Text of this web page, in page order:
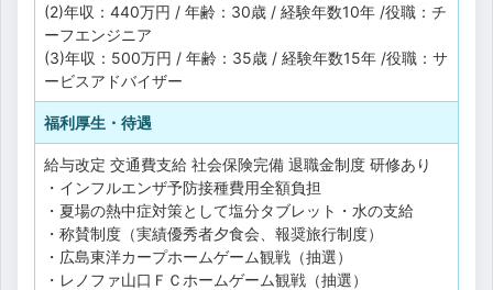
(2)年収：440万円 / 年齢：30歳 / 経験年数10年 /役職：チ
ーフエンジニア
(3)年収：500万円 / 年齢：35歳 / 経験年数15年 /役職：サ
ービスアドバイザー
福利厚生・待遇
給与改定 交通費支給 社会保険完備 退職金制度 研修あり
・インフルエンザ予防接種費用全額負担
・夏場の熱中症対策として塩分タブレット・水の支給
・称賛制度（実績優秀者夕食会、報奨旅行制度）
・広島東洋カープホームゲーム観戦（抽選）
・レノファ山口ＦＣホームゲーム観戦（抽選）